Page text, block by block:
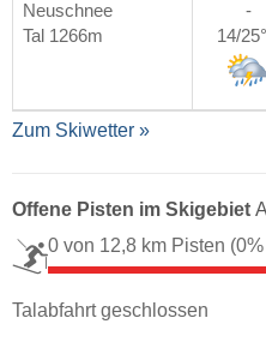
Neuschnee
Tal 1266m
-
14/
Zum Skiwetter »
Offene Pisten im Skigebiet
0 von 12,8 km Pisten
Talabfahrt geschlossen